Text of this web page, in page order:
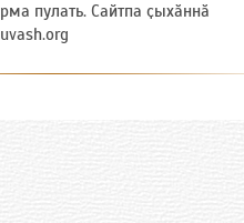
пулать. Сайтпа ҫыхӑннӑ